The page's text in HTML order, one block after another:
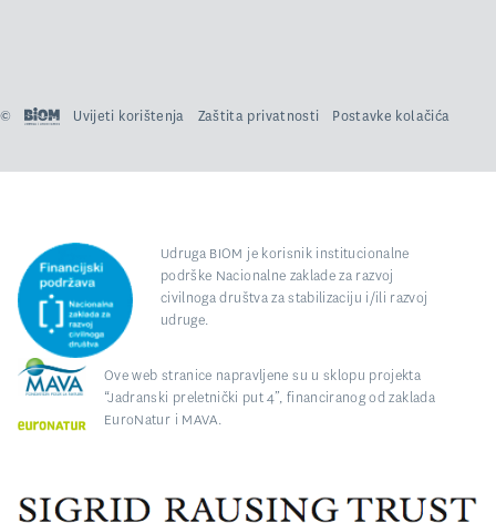
© Uvijeti korištenja Zaštita privatnosti Postavke kolačića
Udruga BIOM je korisnik institucionalne
podrške Nacionalne zaklade za razvoj
civilnoga društva za stabilizaciju i/ili razvoj
udruge.
Ove web stranice napravljene su u sklopu projekta
“Jadranski preletnički put 4”, financiranog od zaklada
EuroNatur i MAVA.